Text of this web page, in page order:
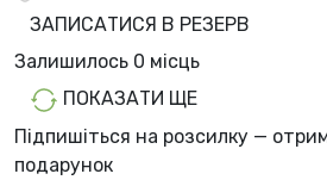
ЗАПИСАТИСЯ В РЕЗЕРВ
Залишилось 0 місць
ПОКАЗАТИ ЩЕ
Підпишіться на розсилку —
подарунок